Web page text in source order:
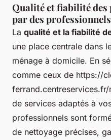
Qualité et fiabilité des
par des professionnels
La qualité et la fiabilité
une place centrale dans
ménage à domicile. En
comme ceux de https://
de services adaptés à
professionnels sont
de nettoyage précises,